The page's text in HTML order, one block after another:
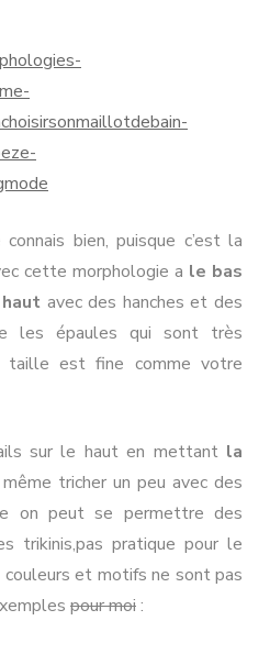
bien, puisque c’est la
cette morphologie a le bas
avec des hanches et des
les épaules qui sont très
taille est fine comme votre
sur le haut en mettantla
tricher un peu avec des
on peut se permettre des
trikinis,pas pratique pour le
et motifs ne sont pas
pour moi: